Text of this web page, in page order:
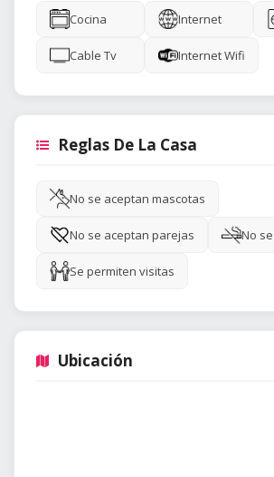
Cocina Internet
Cable Tv Internet Wifi
Reglas De La Casa
No se aceptan mascotas
No se aceptan parejas No
Se permiten visitas
Ubicación